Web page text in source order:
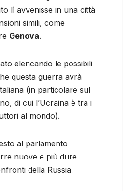
lì avvenisse in una città
simili, come
Genova.
elencando le possibili
questa guerra avrà
(in particolare sul
di cui l’Ucraina è tra i
al mondo).
al parlamento
nuove e più dure
della Russia.